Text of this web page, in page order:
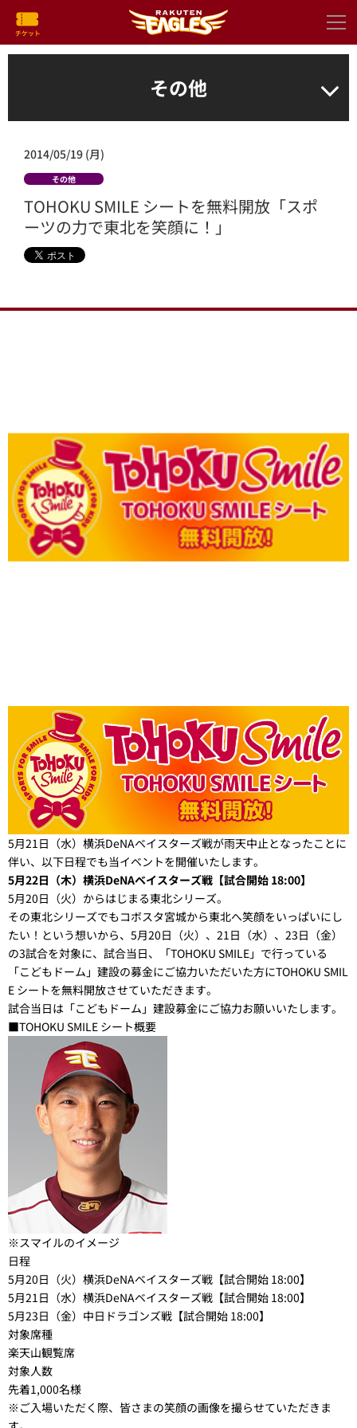
その他
2014/05/19 (月)
その他
TOHOKU SMILE シートを無料開放「スポ
ーツの力で東北を笑顔に！」
5月21日（水）横浜DeNAベイスターズ戦が雨天中止となったことに
伴い、以下日程でも当イベントを開催いたします。
5月22日（木）横浜DeNAベイスターズ戦【試合開始 18:00】
5月20日（火）からはじまる東北シリーズ。
その東北シリーズでもコボスタ宮城から東北へ笑顔をいっぱいにし
たい！という想いから、5月20日（火）、21日（水）、23日（金）
の3試合を対象に、試合当日、「TOHOKU SMILE」で行っている
「こどもドーム」建設の募金にご協力いただいた方にTOHOKU SMIL
E シートを無料開放させていただきます。
試合当日は「こどもドーム」建設募金にご協力お願いいたします。
■TOHOKU SMILE シート概要
※スマイルのイメージ
日程
5月20日（火）横浜DeNAベイスターズ戦【試合開始 18:00】
5月21日（水）横浜DeNAベイスターズ戦【試合開始 18:00】
5月23日（金）中日ドラゴンズ戦【試合開始 18:00】
対象席種
楽天山観覧席
対象人数
先着1,000名様
※ご入場いただく際、皆さまの笑顔の画像を撮らせていただきま